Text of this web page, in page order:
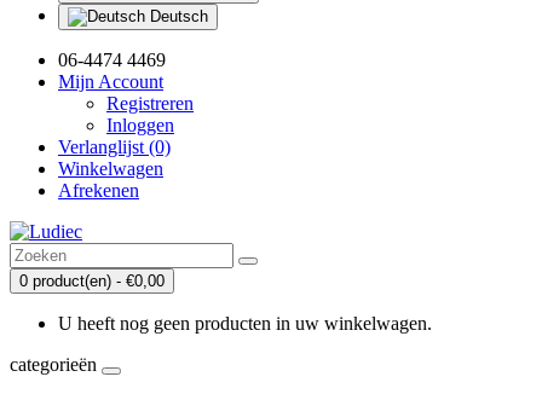
Deutsch
06-4474 4469
Mijn Account
Registreren
Inloggen
Verlanglijst (0)
Winkelwagen
Afrekenen
0 product(en) - €0,00
U heeft nog geen producten in uw winkelwagen.
categorieën